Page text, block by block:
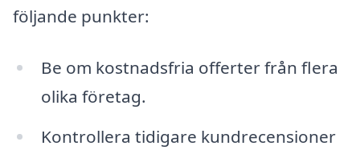
följande punkter:
Be om kostnadsfria offerter från flera
olika företag.
Kontrollera tidigare kundrecensioner